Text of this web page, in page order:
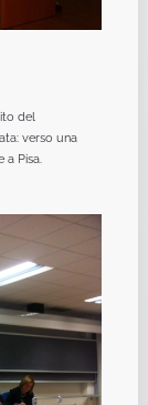
del
verso una
Pisa.